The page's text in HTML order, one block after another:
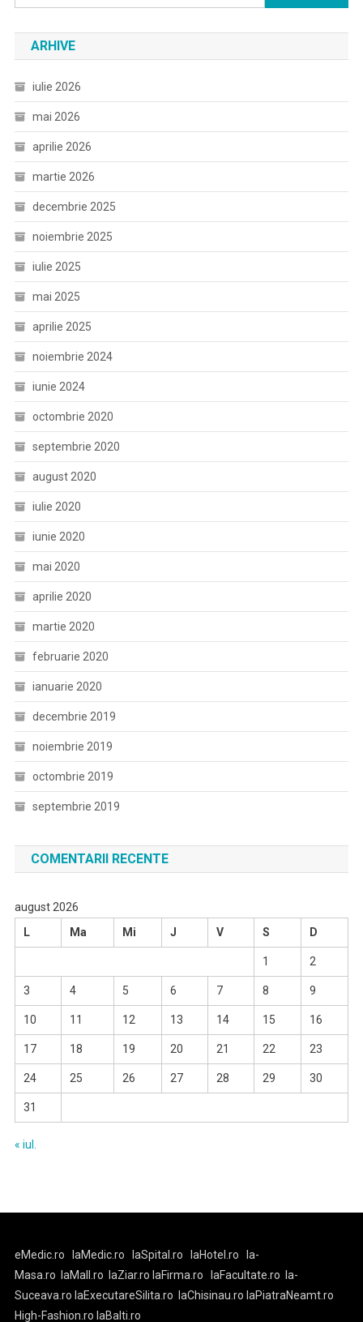
după:
ARHIVE
iulie 2026
mai 2026
aprilie 2026
martie 2026
decembrie 2025
noiembrie 2025
iulie 2025
mai 2025
aprilie 2025
noiembrie 2024
iunie 2024
octombrie 2020
septembrie 2020
august 2020
iulie 2020
iunie 2020
mai 2020
aprilie 2020
martie 2020
februarie 2020
ianuarie 2020
decembrie 2019
noiembrie 2019
octombrie 2019
septembrie 2019
COMENTARII RECENTE
august 2026
L
Ma Mi J V S D
1 2
3 4 5 6 7 8 9
10 11 12 13 14 15 16
17 18 19 20 21 22 23
24 25 26 27 28 29 30
31
« iul.
eMedic.ro laMedic.ro laSpital.ro laHotel.ro
la-
Masa.ro
laMall.ro laZiar.ro laFirma.ro laFacultate.ro
la-
Suceava.ro laExecutareSilita.ro laChisinau.ro laPiatraNeamt.ro
High-Fashion.ro laBalti.ro